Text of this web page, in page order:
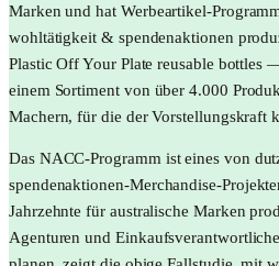
Marken und hat Werbeartikel-
wohltätigkeit & spendenaktionen
Plastic Off Your Plate reusable bottles
einem Sortiment von über 4.000
Machern, für die der Vorstellungskraft
Das NACC-Programm ist eines von
spendenaktionen-Merchandise-
Jahrzehnte für australische Marken
Agenturen und